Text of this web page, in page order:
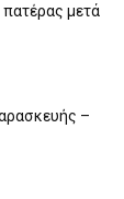
μετά
–